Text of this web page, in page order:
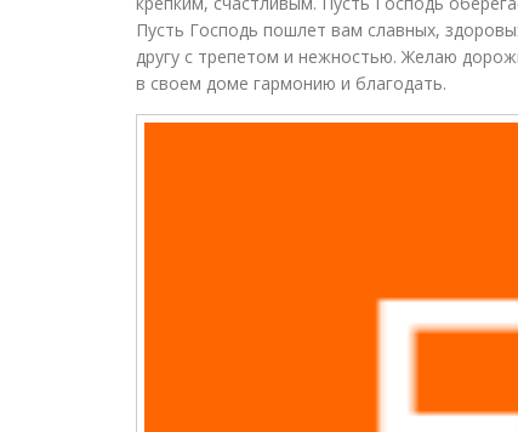
Пусть Господь пошлет вам славных,
другу с трепетом и нежностью. Желаю
в своем доме гармонию и благодать.